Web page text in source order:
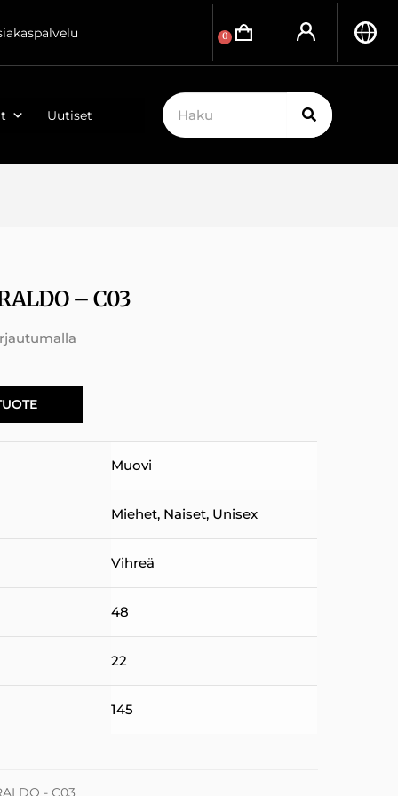
0
Uutiset
– C03
Muovi
Miehet, Naiset, Unisex
Vihreä
48
22
145
- C03